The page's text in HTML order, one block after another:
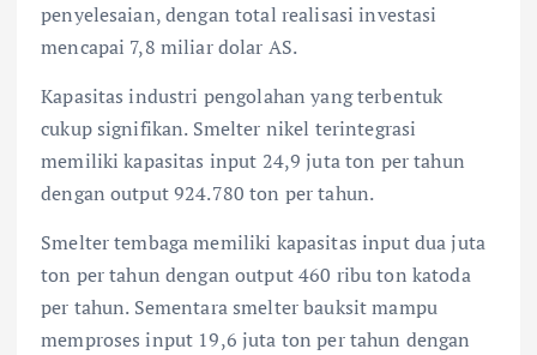
penyelesaian, dengan total realisasi investasi
mencapai 7,8 miliar dolar AS.
Kapasitas industri pengolahan yang terbentuk
cukup signifikan. Smelter nikel terintegrasi
memiliki kapasitas input 24,9 juta ton per tahun
dengan output 924.780 ton per tahun.
Smelter tembaga memiliki kapasitas input dua juta
ton per tahun dengan output 460 ribu ton katoda
per tahun. Sementara smelter bauksit mampu
memproses input 19,6 juta ton per tahun dengan